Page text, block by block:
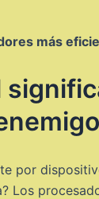
más
por
Los